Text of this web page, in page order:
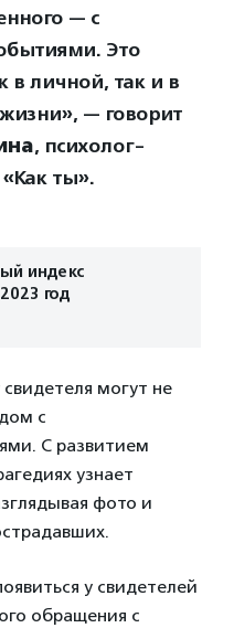
— с
Это
в личной, так и в
— говорит
, психолог-
ты».
индекс
год
могут не
с
С развитием
узнает
фото и
у свидетелей
обращения с